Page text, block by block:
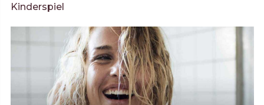
Kinderspiel